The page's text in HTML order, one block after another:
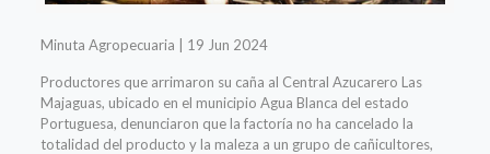
Minuta Agropecuaria | 19 Jun 2024
Productores que arrimaron su caña al Central Azucarero Las
Majaguas, ubicado en el municipio Agua Blanca del estado
Portuguesa, denunciaron que la factoría no ha cancelado la
totalidad del producto y la maleza a un grupo de cañicultores,